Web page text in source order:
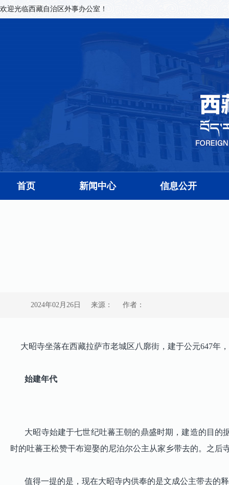
欢迎光临西藏自治区外事办公室！
首页 新闻中心 信息公开
2024年02月26日 来源： 作者：
大昭寺坐落在西藏拉萨市老城区八廓街，建于公元647年
始建年代
大昭寺始建于七世纪吐蕃王朝的鼎盛时期，建造的目的
时的吐蕃王松赞干布迎娶的尼泊尔公主从家乡带去的。之
值得一提的是，现在大昭寺内供奉的是文成公主带去的